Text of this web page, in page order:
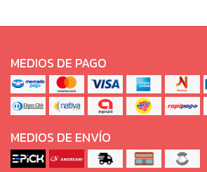
MEDIOS DE PAGO
MEDIOS DE ENVÍO